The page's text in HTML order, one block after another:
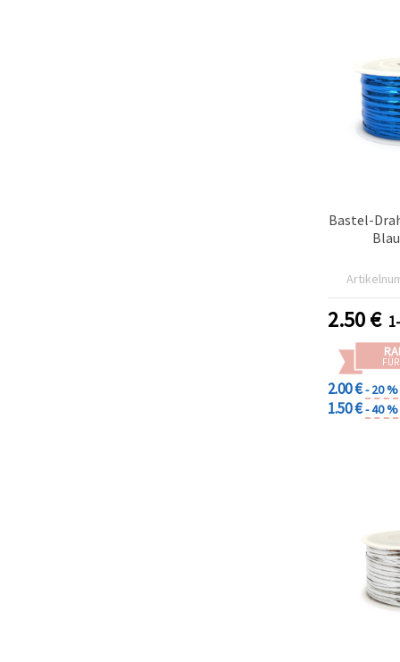
Bastel-
2.50€
2.00 €- 20 %
1.50 €- 40 %